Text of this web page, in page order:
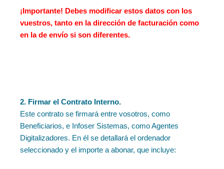
¡Importante! Debes modificar estos datos con los
vuestros, tanto en la dirección de facturación como
en la de envío si son diferentes.
2. Firmar el Contrato Interno.
Este contrato se firmará entre vosotros, como
Beneficiarios, e Infoser Sistemas, como Agentes
Digitalizadores. En él se detallará el ordenador
seleccionado y el importe a abonar, que incluye: